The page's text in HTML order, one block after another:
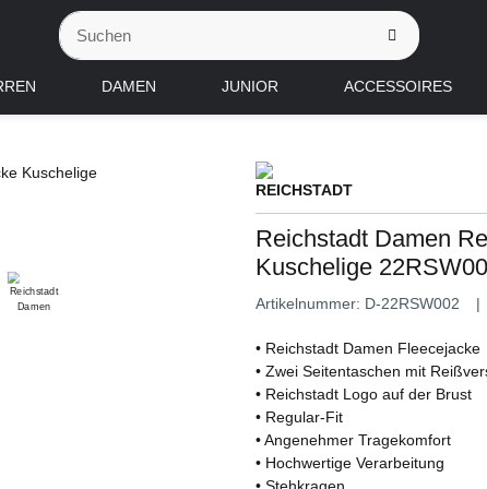
DAMEN JUNIOR ACCESSOIRES
Reichstadt Damen
Kuschelige
Artikelnummer: D-22RSW002
• Reichstadt Damen Fleecejacke
• Zwei Seitentaschen mit
• Reichstadt Logo auf der Brust
• Regular-Fit
• Angenehmer Tragekomfort
• Hochwertige Verarbeitung
• Stehkragen